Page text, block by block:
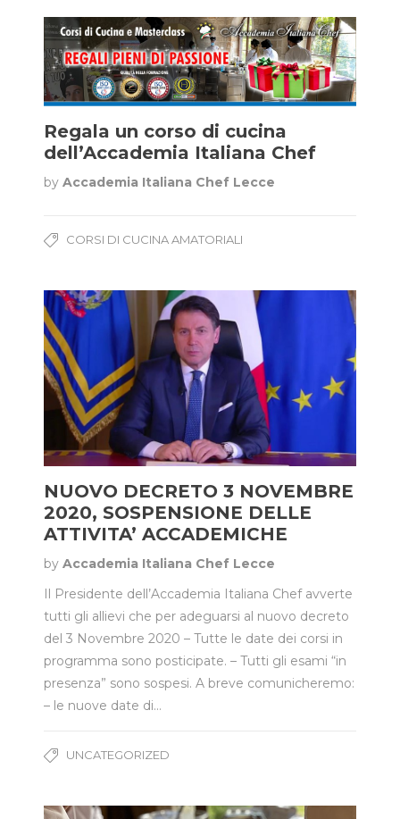
Regala un corso di cucina
dell’Accademia Italiana Chef
by Accademia Italiana Chef Lecce
CORSI DI CUCINA AMATORIALI
NUOVO DECRETO 3 NOVEMBRE
2020, SOSPENSIONE DELLE
ATTIVITA’ ACCADEMICHE
by Accademia Italiana Chef Lecce
Il Presidente dell’Accademia Italiana Chef avverte
tutti gli allievi che per adeguarsi al nuovo decreto
del 3 Novembre 2020 – Tutte le date dei corsi in
programma sono posticipate. – Tutti gli esami “in
presenza” sono sospesi. A breve comunicheremo:
– le nuove date di…
UNCATEGORIZED